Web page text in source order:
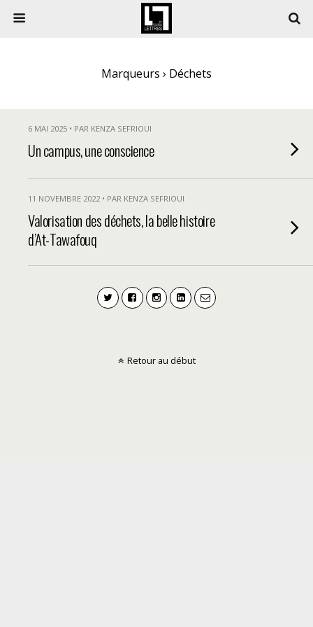
Marqueurs › Déchets
6 MAI 2025 • PAR KENZA SEFRIOUI
Un campus, une conscience
11 NOVEMBRE 2022 • PAR KENZA SEFRIOUI
Valorisation des déchets, la belle histoire
d’At-Tawafouq
Retour au début